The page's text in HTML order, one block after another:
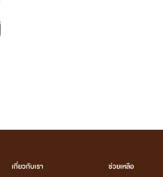
เกี่ยวกับเรา
ช่วยเหลือ